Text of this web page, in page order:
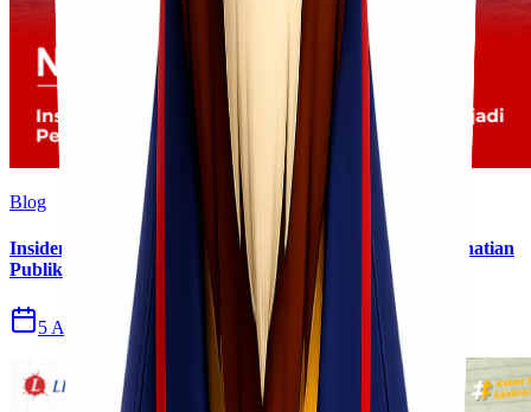
Blog
Insiden Kebakaran KM Mutiara Sentosa II Menjadi Perhatian
Publik
5 Agu 2026